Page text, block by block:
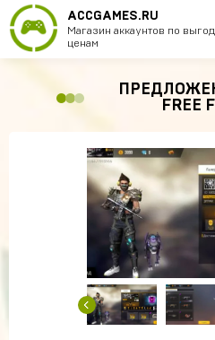
ACCGAMES.RU
Магазин аккаунтов по
ценам
FREE